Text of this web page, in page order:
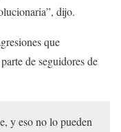
dijo.
que
de seguidores de
y eso no lo pueden